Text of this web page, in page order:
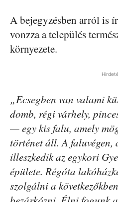
A bejegyzésben arról is
vonzza a település
környezete.
„Ecsegben van valami
domb, régi várhely,
— egy kis falu, amely
történet áll. A faluvégen,
illeszkedik az egykori
épülete. Régóta
szolgálni a